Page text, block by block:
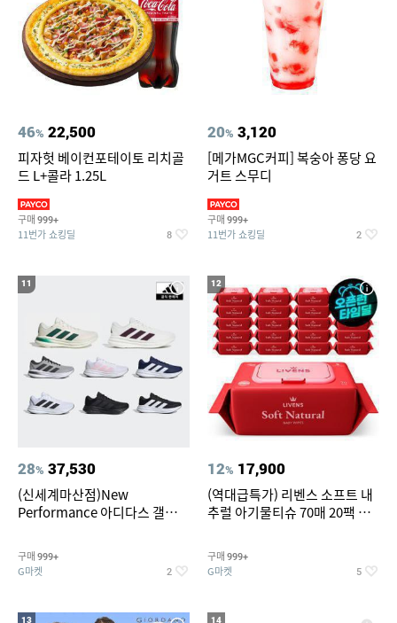
46% 22,500
피자헛 베이컨포테이토 리치골
드 L+콜라 1.25L
구매 999+
11번가 쇼킹딜 8
20% 3,120
[메가MGC커피] 복숭아 퐁당 요
거트 스무디
구매 999+
11번가 쇼킹딜 2
11
28% 37,530
(신세계마산점)New
Performance 아디다스 갤럭시
구매 999+
G마켓 2
12
12% 17,900
(역대급특가) 리벤스 소프트 내
추럴 아기물티슈 70매 20팩 캡
구매 999+
G마켓 5
13 14